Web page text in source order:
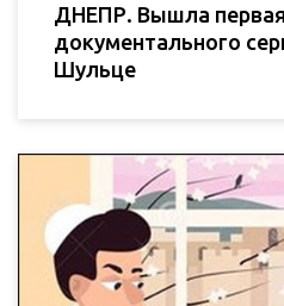
ДНЕПР. Вышла первая
документального
Шульце